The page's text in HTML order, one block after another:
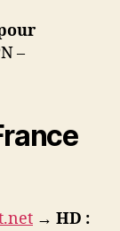
–
→ HD :